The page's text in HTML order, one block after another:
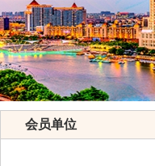
会员单位